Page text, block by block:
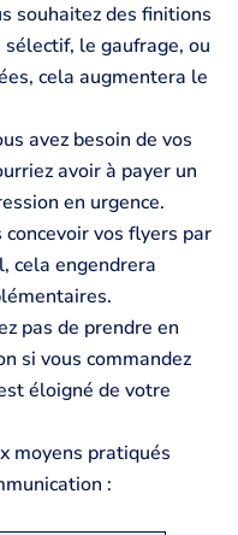
souhaitez des finitions
le gaufrage, ou
cela augmentera le
avez besoin de vos
avoir à payer un
en urgence.
concevoir vos flyers par
cela engendrera
pas de prendre en
si vous commandez
éloigné de votre
moyens pratiqués
: